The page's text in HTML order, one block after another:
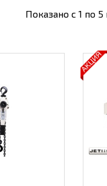
Показано с 1 по